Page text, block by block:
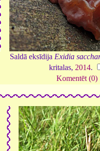
Saldā eksīdija Exidia
kritalas, 2014.
Komentēt (0)